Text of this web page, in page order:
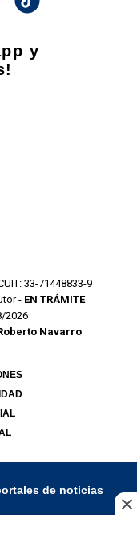
y
33-71448833-9
- EN TRÁMITE
2026
Navarro
de noticias